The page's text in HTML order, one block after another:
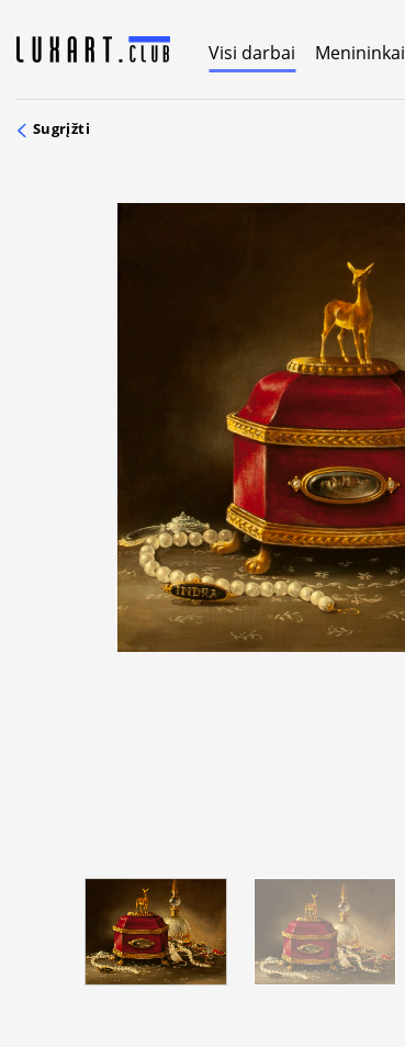
content
Visi darbai Menininkai
Sugrįžti